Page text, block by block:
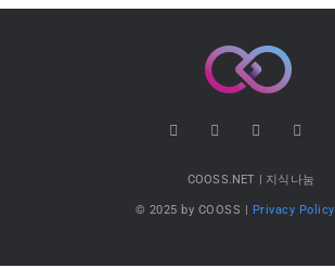
COOSS.NET | 지식나눔
© 2025 by COOSS | Privacy Policy